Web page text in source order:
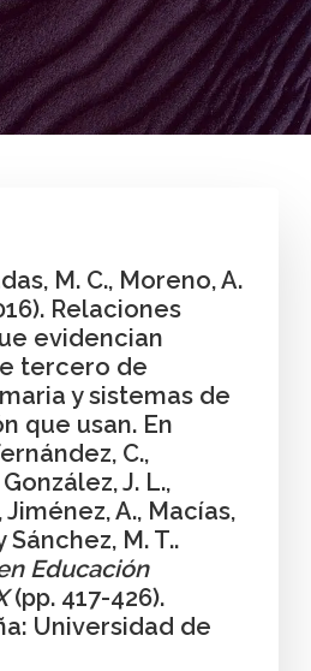
M. C., Moreno, A.
Relaciones
evidencian
tercero de
y sistemas de
que usan. En
C.,
J. L.,
Jiménez, A., Macías,
Sánchez, M. T..
Educación
(pp. 417-426).
Universidad de